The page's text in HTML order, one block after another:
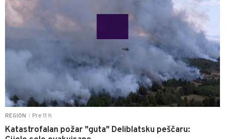
REGION Pre 11 h
Katastrofalan požar "guta" Deliblatsku peščaru: